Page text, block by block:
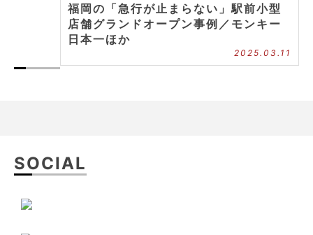
福岡の「急行が止まらない」駅前小型
店舗グランドオープン事例／モンキー
日本一ほか
2025.03.11
SOCIAL